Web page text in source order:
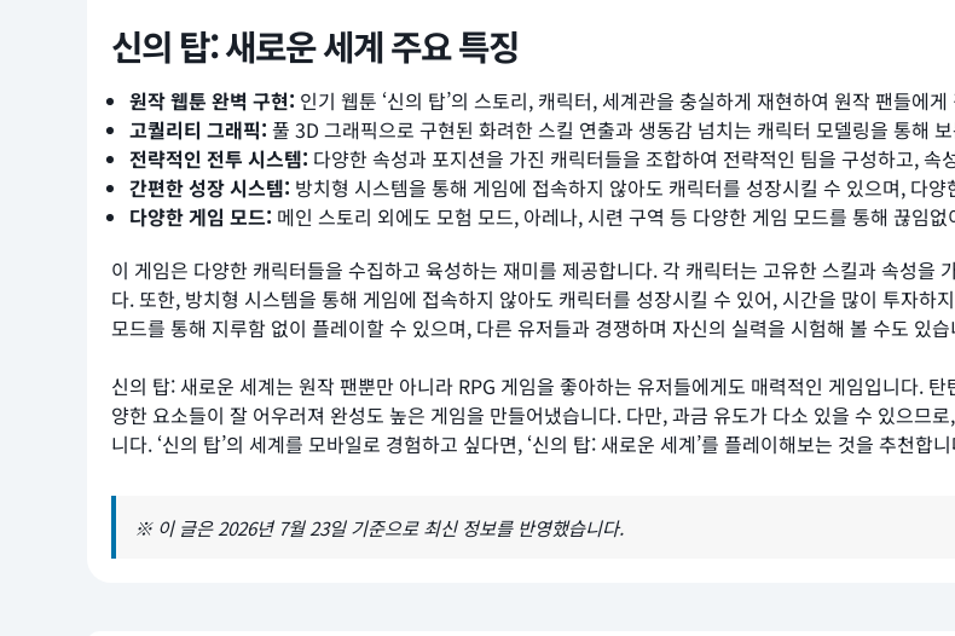
신의 탑: 새로운 세계 주요 특징
원작 웹툰 완벽 구현: 인기 웹툰 ‘신의 탑’의 스토리, 캐릭터, 세계관을 충실하게 재현하여 원작 팬들에
고퀄리티 그래픽: 풀 3D 그래픽으로 구현된 화려한 스킬 연출과 생동감 넘치는 캐릭터 모델링을 통해
전략적인 전투 시스템: 다양한 속성과 포지션을 가진 캐릭터들을 조합하여 전략적인 팀을 구성하고,
간편한 성장 시스템: 방치형 시스템을 통해 게임에 접속하지 않아도 캐릭터를 성장시킬 수 있으며, 다
다양한 게임 모드: 메인 스토리 외에도 모험 모드, 아레나, 시련 구역 등 다양한 게임 모드를 통해 끊임
이 게임은 다양한 캐릭터들을 수집하고 육성하는 재미를 제공합니다. 각 캐릭터는 고유한 스킬과 속성을
다. 또한, 방치형 시스템을 통해 게임에 접속하지 않아도 캐릭터를 성장시킬 수 있어, 시간을 많이 투자하
모드를 통해 지루함 없이 플레이할 수 있으며, 다른 유저들과 경쟁하며 자신의 실력을 시험해 볼 수도 있
신의 탑: 새로운 세계는 원작 팬뿐만 아니라 RPG 게임을 좋아하는 유저들에게도 매력적인 게임입니다.
양한 요소들이 잘 어우러져 완성도 높은 게임을 만들어냈습니다. 다만, 과금 유도가 다소 있을 수 있으므
니다. ‘신의 탑’의 세계를 모바일로 경험하고 싶다면, ‘신의 탑: 새로운 세계’를 플레이해보는 것을 추천합
※ 이 글은 2026년 7월 23일 기준으로 최신 정보를 반영했습니다.